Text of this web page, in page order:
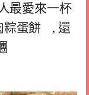
最愛來一杯
粽蛋餅 , 還